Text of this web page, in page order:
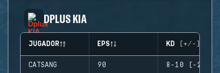
DPLUS KIA
JUGADOR EPS KD (+/-)
CATSANG 90 8-10 (-2)